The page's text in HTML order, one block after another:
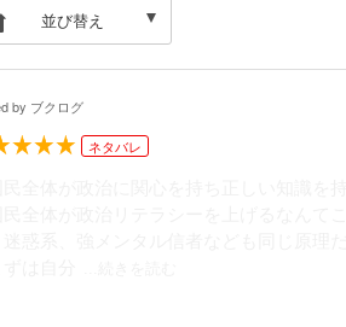
並び替え
by ブクログ
ネタバレ